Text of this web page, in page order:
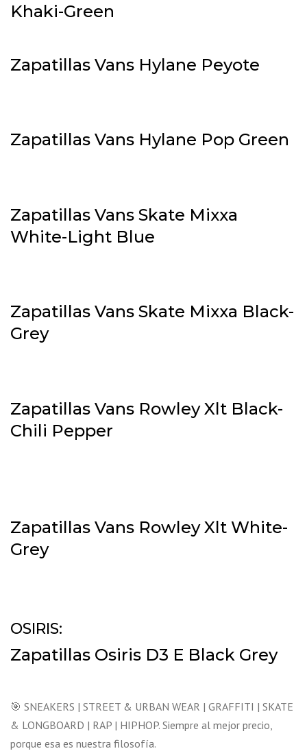
Khaki-Green
Zapatillas Vans Hylane Peyote
Zapatillas Vans Hylane Pop Green
Zapatillas Vans Skate Mixxa
White-Light Blue
Zapatillas Vans Skate Mixxa Black-
Grey
Zapatillas Vans Rowley Xlt Black-
Chili Pepper
Zapatillas Vans Rowley Xlt White-
Grey
OSIRIS:
Zapatillas Osiris D3 E Black Grey
🎯 SNEAKERS | STREET & URBAN WEAR | GRAFFITI | SKATE
& LONGBOARD | RAP | HIPHOP. Siempre al mejor precio,
porque esa es nuestra filosofía.